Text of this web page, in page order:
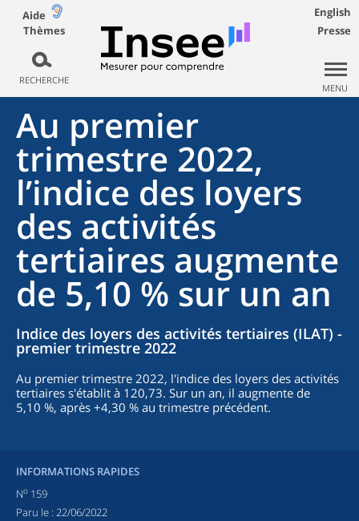
Aide
Thèmes
RECHERCHE
English
Presse
MENU
Au premier
trimestre 2022,
l’indice des loyers
des activités
tertiaires augmente
de 5,10 % sur un an
Indice des loyers des activités tertiaires (ILAT) -
premier trimestre 2022
Au premier trimestre 2022, l'indice des loyers des activités
tertiaires s'établit à 120,73. Sur un an, il augmente de
5,10 %, après +4,30 % au trimestre précédent.
INFORMATIONS RAPIDES
No 159
Paru le : 22/06/2022